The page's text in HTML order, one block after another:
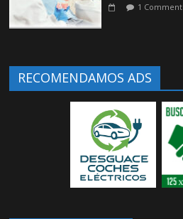
1 Comment
RECOMENDAMOS ADS